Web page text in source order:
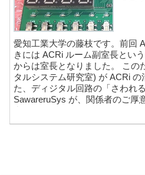
愛知工業大学の藤枝です。前回
きには ACRi ルーム副室長とい
からは室長となりました。 この
タルシステム研究室) が ACRi の
た、ディジタル回路の「さわれ
SawareruSys が、関係者のご厚
利用できるようになりました。
ントローラボードが必要ですが